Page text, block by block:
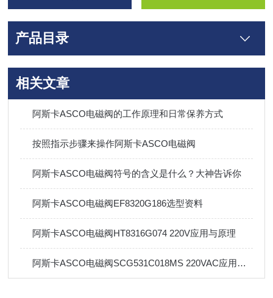
产品目录
相关文章
阿斯卡ASCO电磁阀的工作原理和日常保养方式
按照指示步骤来操作阿斯卡ASCO电磁阀
阿斯卡ASCO电磁阀符号的含义是什么？大神告诉你
阿斯卡ASCO电磁阀EF8320G186选型资料
阿斯卡ASCO电磁阀HT8316G074 220V应用与原理
阿斯卡ASCO电磁阀SCG531C018MS 220VAC应用与安装